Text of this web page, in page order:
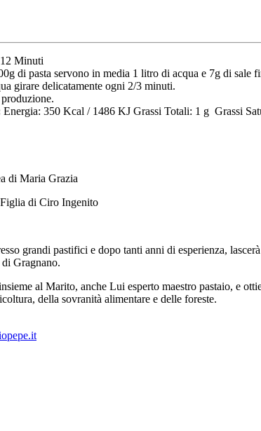
12 Minuti
di pasta servono in media 1 litro di acqua e 7g di sale
girare delicatamente ogni 2/3 minuti.
Energia: 350 Kcal / 1486 KJ Grassi Totali: 1 g Grassi
di Maria Grazia
di Ciro Ingenito
grandi pastifici e dopo tanti anni di esperienza,
Gragnano.
al Marito, anche Lui esperto maestro pastaio, e
della sovranità alimentare e delle foreste.